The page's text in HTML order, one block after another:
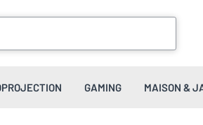
GAMING MAISON &